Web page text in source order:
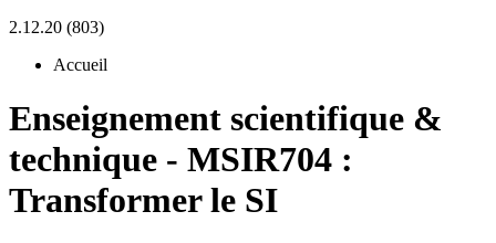
2.12.20 (803)
Accueil
Enseignement scientifique &
technique - MSIR704 :
Transformer le SI